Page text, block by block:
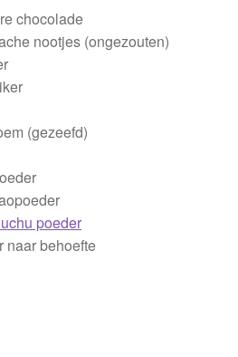
chocolade
nootjes (ongezouten)
(gezeefd)
poeder
naar behoefte